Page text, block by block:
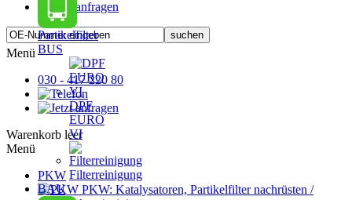
Partikelfilter
BUS
DPF
EURO
VI
Filterreinigung
BAU
Menü
030 - 417 220 80
Warenkorb leer
Menü
PKW
PKW: Katalysatoren, Partikelfilter nachrüsten /